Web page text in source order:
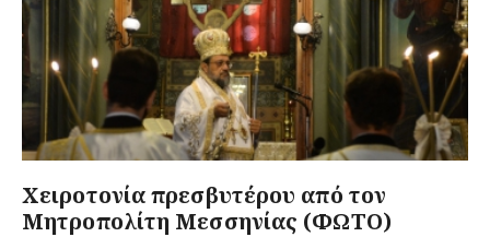
Χειροτονία πρεσβυτέρου από τον
Μητροπολίτη Μεσσηνίας (ΦΩΤΟ)